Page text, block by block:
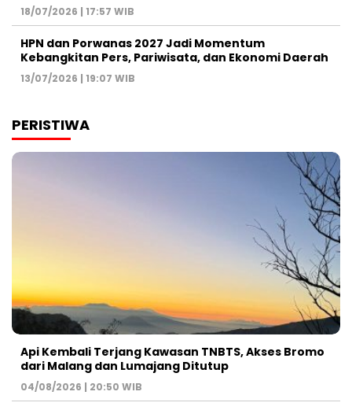
18/07/2026 | 17:57 WIB
HPN dan Porwanas 2027 Jadi Momentum
Kebangkitan Pers, Pariwisata, dan Ekonomi Daerah
13/07/2026 | 19:07 WIB
PERISTIWA
Api Kembali Terjang Kawasan TNBTS, Akses Bromo
dari Malang dan Lumajang Ditutup
04/08/2026 | 20:50 WIB